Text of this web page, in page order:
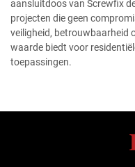
aansluitdoos van Screwfix
projecten die geen
veiligheid, betrouwbaarheid
waarde biedt voor
toepassingen.